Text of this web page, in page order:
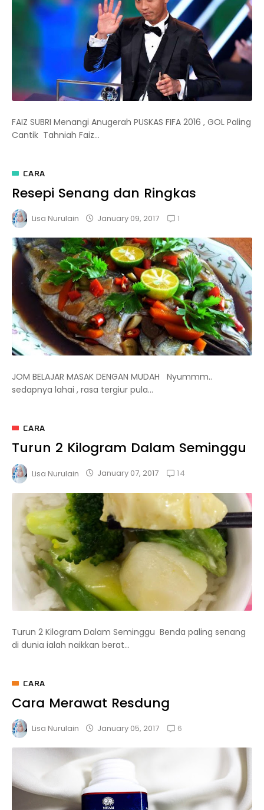
FAIZ SUBRI Menangi Anugerah PUSKAS FIFA 2016 , GOL Paling
Cantik Tahniah Faiz...
CARA
Resepi Senang dan Ringkas
Lisa Nurulain January 09, 2017 1
JOM BELAJAR MASAK DENGAN MUDAH Nyummm..
sedapnya lahai , rasa tergiur pula...
CARA
Turun 2 Kilogram Dalam Seminggu
Lisa Nurulain January 07, 2017 14
Turun 2 Kilogram Dalam Seminggu Benda paling senang
di dunia ialah naikkan berat...
CARA
Cara Merawat Resdung
Lisa Nurulain January 05, 2017 6